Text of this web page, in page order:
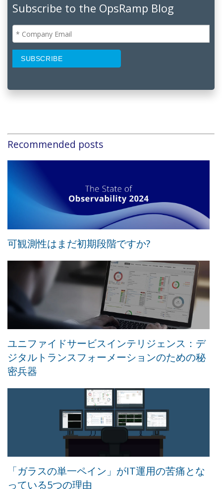
Subscribe to the OpsRamp Blog
Recommended posts
可観測性はまだ初期段階ですか?
ユニファイドサービスインテリジェンス：デ
ジタルトランスフォーメーションのための秘
密兵器
「ガラスの単一ペイン」がIT運用の苦痛とな
っている5つの理由